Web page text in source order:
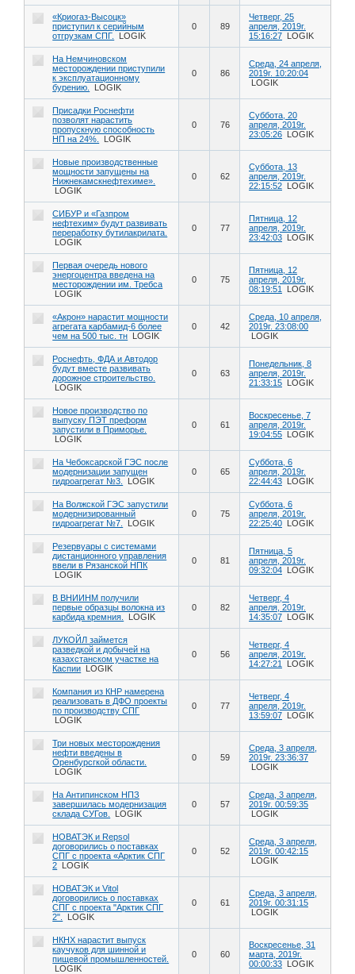
«Криогаз-Высоцк»
приступил к серийным
отгрузкам СПГ.
LOGIK
0 89
Четверг, 25
апреля, 2019г.
15:16:27 LOGIK
На Немчиновском
месторождении приступили
к эксплуатационному
бурению.
LOGIK
0 86
Среда, 24 апреля,
2019г. 10:20:04
LOGIK
Присадки Роснефти
позволят нарастить
пропускную способность
НП на 24%.
LOGIK
0 76
Суббота, 20
апреля, 2019г.
23:05:26 LOGIK
Новые производственные
мощности запущены на
Нижнекамскнефтехиме».
LOGIK
0 62
Суббота, 13
апреля, 2019г.
22:15:52 LOGIK
СИБУР и «Газпром
нефтехим» будут развивать
переработку бутилакрилата.
LOGIK
0 77
Пятница, 12
апреля, 2019г.
23:42:03 LOGIK
Первая очередь нового
энергоцентра введена на
месторождении им. Требса
LOGIK
0 75
Пятница, 12
апреля, 2019г.
08:19:51
LOGIK
«Акрон» нарастит мощности
агрегата карбамид-6 более
чем на 500 тыс. тн LOGIK
0 42
Среда, 10 апреля,
2019г. 23:08:00
LOGIK
Роснефть, ФДА и Автодор
будут вместе развивать
дорожное строительство.
LOGIK
0 63
Понедельник, 8
апреля, 2019г.
21:33:15 LOGIK
Новое производство по
выпуску ПЭТ преформ
запустили в Приморье.
LOGIK
0 61
Воскресенье, 7
апреля, 2019г.
19:04:55 LOGIK
На Чебоксарской ГЭС после
модернизации запущен
гидроагрегат №3.
LOGIK
0 65
Суббота, 6
апреля, 2019г.
22:44:43 LOGIK
На Волжской ГЭС запустили
модернизированный
гидроагрегат №7.
LOGIK
0 75
Суббота, 6
апреля, 2019г.
22:25:40 LOGIK
Резервуары с системами
дистанционного управления
ввели в Рязанской НПК
LOGIK
0 81
Пятница, 5
апреля, 2019г.
09:32:04 LOGIK
В ВНИИНМ получили
первые образцы волокна из
карбида кремния.
LOGIK
0 82
Четверг, 4
апреля, 2019г.
14:35:07 LOGIK
ЛУКОЙЛ займется
разведкой и добычей на
казахстанском участке на
Каспии LOGIK
0 56
Четверг, 4
апреля, 2019г.
14:27:21
LOGIK
Компания из КНР намерена
реализовать в ДФО проекты
по производству СПГ
LOGIK
0 77
Четверг, 4
апреля, 2019г.
13:59:07 LOGIK
Три новых месторождения
нефти введены в
Оренбурсгкой области.
LOGIK
0 59
Среда, 3 апреля,
2019г. 23:36:37
LOGIK
На Антипинском НПЗ
завершилась модернизация
склада СУГов.
LOGIK
0 57
Среда, 3 апреля,
2019г. 00:59:35
LOGIK
НОВАТЭК и Repsol
договорились о поставках
СПГ с проекта «Арктик СПГ
2 LOGIK
0 52
Среда, 3 апреля,
2019г. 00:42:15
LOGIK
НОВАТЭК и Vitol
договорились о поставках
СПГ с проекта "Арктик СПГ
2".
LOGIK
0 61
Среда, 3 апреля,
2019г. 00:31:15
LOGIK
НКНХ нарастит выпуск
каучуков для шинной и
пищевой промышленностей.
LOGIK
0 60
Воскресенье, 31
марта, 2019г.
00:00:33 LOGIK